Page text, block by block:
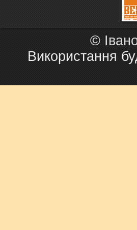
©
Використання